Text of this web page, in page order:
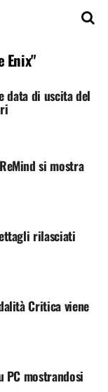
Enix"
data di uscita del
si mostra
rilasciati
Critica viene
PC mostrandosi